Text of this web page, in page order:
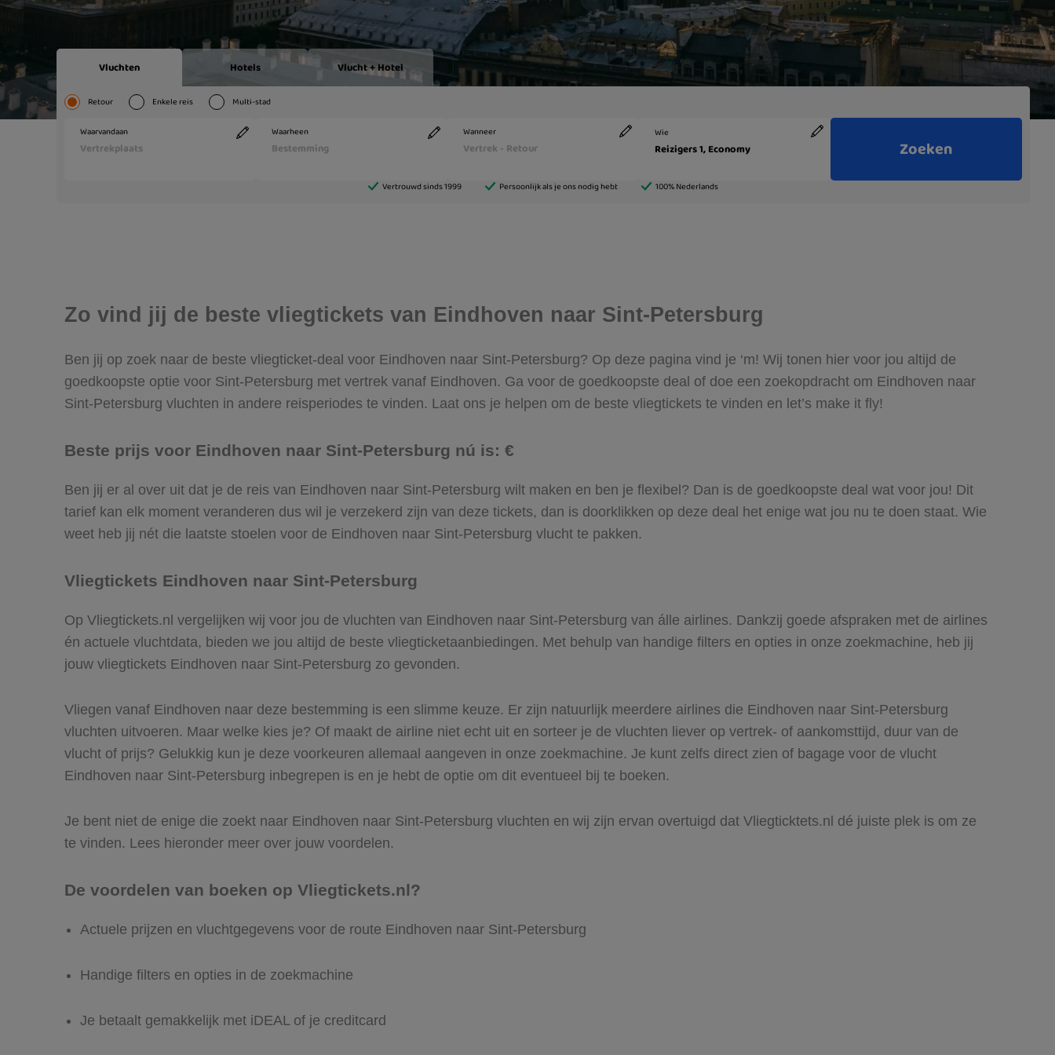
Zo vind jij de beste vliegtickets van Eindhoven naar Sint-Petersburg
Ben jij op zoek naar de beste vliegticket-deal voor Eindhoven naar Sint-Petersburg? Op deze pagina vind je ‘m! Wij tonen hier voor jou altijd de
goedkoopste optie voor Sint-Petersburg met vertrek vanaf Eindhoven. Ga voor de goedkoopste deal of doe een zoekopdracht om Eindhoven naar
Sint-Petersburg vluchten in andere reisperiodes te vinden. Laat ons je helpen om de beste vliegtickets te vinden en let’s make it fly!
Beste prijs voor Eindhoven naar Sint-Petersburg nú is: €
Ben jij er al over uit dat je de reis van Eindhoven naar Sint-Petersburg wilt maken en ben je flexibel? Dan is de goedkoopste deal wat voor jou! Dit
tarief kan elk moment veranderen dus wil je verzekerd zijn van deze tickets, dan is doorklikken op deze deal het enige wat jou nu te doen staat. Wie
weet heb jij nét die laatste stoelen voor de Eindhoven naar Sint-Petersburg vlucht te pakken.
Vliegtickets Eindhoven naar Sint-Petersburg
Op Vliegtickets.nl vergelijken wij voor jou de vluchten van Eindhoven naar Sint-Petersburg van álle airlines. Dankzij goede afspraken met de airlines
én actuele vluchtdata, bieden we jou altijd de beste vliegticketaanbiedingen. Met behulp van handige filters en opties in onze zoekmachine, heb jij
jouw vliegtickets Eindhoven naar Sint-Petersburg zo gevonden.
Vliegen vanaf Eindhoven naar deze bestemming is een slimme keuze. Er zijn natuurlijk meerdere airlines die Eindhoven naar Sint-Petersburg
vluchten uitvoeren. Maar welke kies je? Of maakt de airline niet echt uit en sorteer je de vluchten liever op vertrek- of aankomsttijd, duur van de
vlucht of prijs? Gelukkig kun je deze voorkeuren allemaal aangeven in onze zoekmachine. Je kunt zelfs direct zien of bagage voor de vlucht
Eindhoven naar Sint-Petersburg inbegrepen is en je hebt de optie om dit eventueel bij te boeken.
Je bent niet de enige die zoekt naar Eindhoven naar Sint-Petersburg vluchten en wij zijn ervan overtuigd dat Vliegticktets.nl dé juiste plek is om ze
te vinden. Lees hieronder meer over jouw voordelen.
De voordelen van boeken op Vliegtickets.nl?
Actuele prijzen en vluchtgegevens voor de route Eindhoven naar Sint-Petersburg
Handige filters en opties in de zoekmachine
Je betaalt gemakkelijk met iDEAL of je creditcard